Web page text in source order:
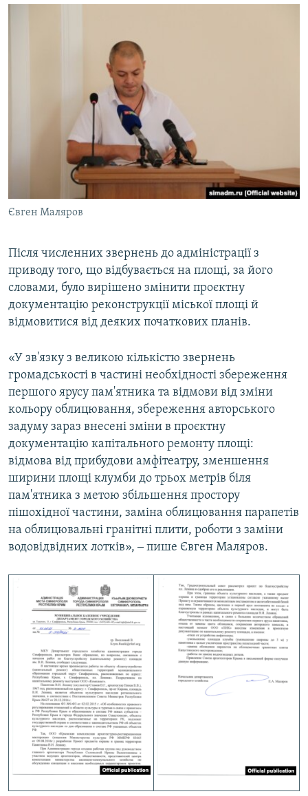
Євген Маляров
Після численних звернень до адміністрації з
приводу того, що відбувається на площі, за його
словами, було вирішено змінити проєктну
документацію реконструкції міської площі й
відмовитися від деяких початкових планів.
«У зв'язку з великою кількістю звернень
громадськості в частині необхідності збереження
першого ярусу пам'ятника та відмови від зміни
кольору облицювання, збереження авторського
задуму зараз внесені зміни в проєктну
документацію капітального ремонту площі:
відмова від прибудови амфітеатру, зменшення
ширини площі клумби до трьох метрів біля
пам'ятника з метою збільшення простору
пішохідної частини, заміна облицювання парапетів
на облицювальні гранітні плити, роботи з заміни
водовідвідних лотків», ‒ пише Євген Маляров.